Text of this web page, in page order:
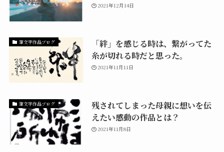
2021年12月14日
筆文字作品ブログ
「絆」を感じる時は、繋がってた
糸が切れる時だと思った。
2021年11月11日
筆文字作品ブログ
残されてしまった母親に想いを伝
えたい感動の作品とは？
2021年11月8日